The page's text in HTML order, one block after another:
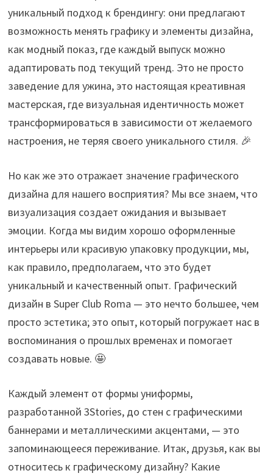
уникальный подход к брендингу: они предлагают
возможность менять графику и элементы дизайна,
как модный показ, где каждый выпуск можно
адаптировать под текущий тренд. Это не просто
заведение для ужина, это настоящая креативная
мастерская, где визуальная идентичность может
трансформироваться в зависимости от желаемого
настроения, не теряя своего уникального стиля. 🎉
Но как же это отражает значение графического
дизайна для нашего восприятия? Мы все знаем, что
визуализация создает ожидания и вызывает
эмоции. Когда мы видим хорошо оформленные
интерьеры или красивую упаковку продукции, мы,
как правило, предполагаем, что это будет
уникальный и качественный опыт. Графический
дизайн в Super Club Roma — это нечто большее, чем
просто эстетика; это опыт, который погружает нас в
воспоминания о прошлых временах и помогает
создавать новые. 🤩
Каждый элемент от формы униформы,
разработанной 3Stories, до стен с графическими
баннерами и металлическими акцентами, — это
запоминающееся переживание. Итак, друзья, как вы
относитесь к графическому дизайну? Какие